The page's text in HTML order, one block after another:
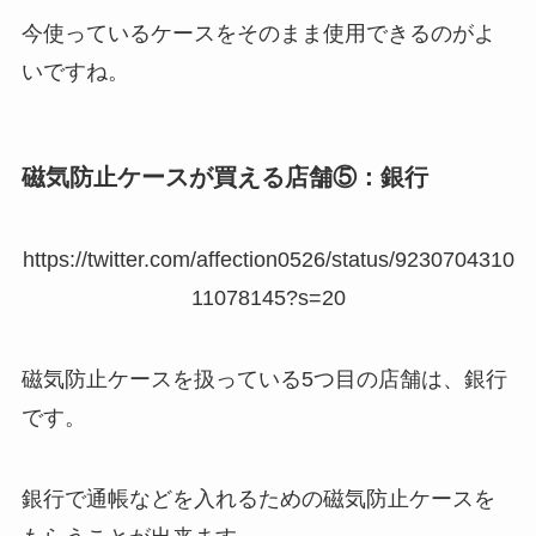
今使っているケースをそのまま使用できるのがよ
いですね。
磁気防止ケースが買える店舗⑤：銀行
https://twitter.com/affection0526/status/9230704310
11078145?s=20
磁気防止ケースを扱っている5つ目の店舗は、銀行
です。
銀行で通帳などを入れるための磁気防止ケースを